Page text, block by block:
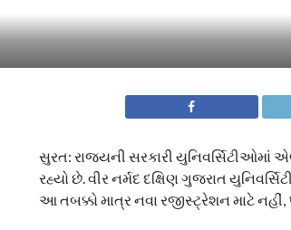
સુરત: રાજ્યની સરકારી યુનિવર્સિટીઓમાં
રહ્યો છે. વીર નર્મદ દક્ષિણ ગુજરાત
આ તબક્કો માત્ર નવા રજીસ્ટ્રેશન માટે નહીં,